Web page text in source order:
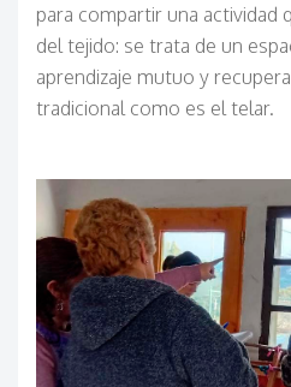
para compartir una actividad
del tejido: se trata de un
aprendizaje mutuo y
tradicional como es el telar.